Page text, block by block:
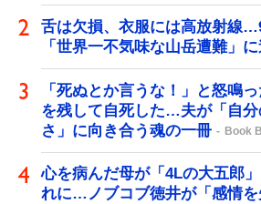
舌は欠損、衣服には高放射線
「世界一不気味な山岳遭難」
「死ぬとか言うな！」と怒鳴
を残して自死した…夫が「自
さ」に向き合う魂の一冊
Book
心を病んだ母が「4Lの大五郎
れに…ノブコブ徳井が「感情